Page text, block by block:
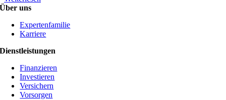
Über uns
Expertenfamilie
Karriere
Dienstleistungen
Finanzieren
Investieren
Versichern
Vorsorgen